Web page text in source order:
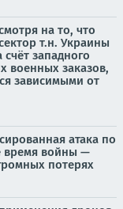
на то, что
т.н. Украины
западного
военных заказов,
зависимыми от
атака по
время войны —
потерях